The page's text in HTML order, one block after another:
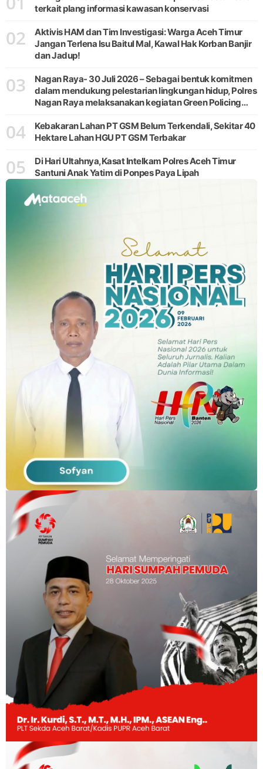
terkait plang informasi kawasan konservasi
02
Aktivis HAM dan Tim Investigasi: Warga Aceh Timur
Jangan Terlena Isu Baitul Mal, Kawal Hak Korban Banjir
dan Jadup!
03
Nagan Raya- 30 Juli 2026 – Sebagai bentuk komitmen
dalam mendukung pelestarian lingkungan hidup, Polres
Nagan Raya melaksanakan kegiatan Green Policing
Kecamatan Beutong, Kabupaten
04
Kebakaran Lahan PT GSM Belum Terkendali, Sekitar 40
Hektare Lahan HGU PT GSM Terbakar
05
Di Hari Ultahnya,Kasat Intelkam Polres Aceh Timur
Santuni Anak Yatim di Ponpes Paya Lipah